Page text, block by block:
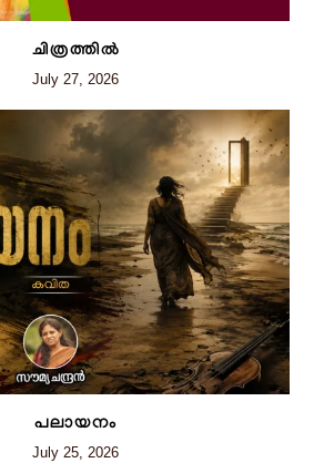
ചിത്രത്തില്‍
July 27, 2026
പലായനം
July 25, 2026